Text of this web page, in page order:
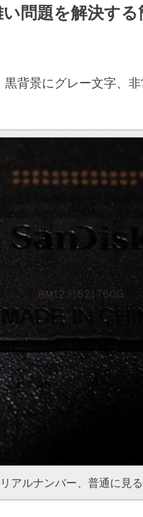
問題を解決す
背景にグレー文字、非
アルナンバー、普通に見る